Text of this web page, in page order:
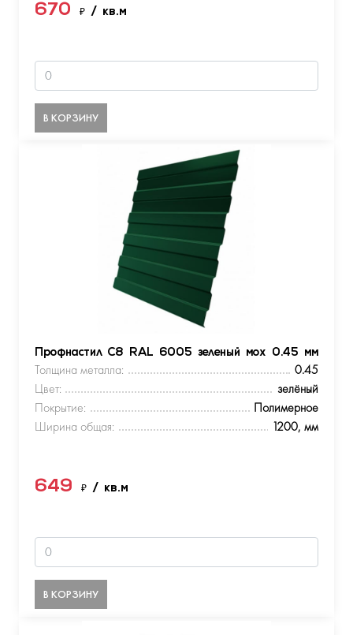
670 ₽ / кв.м
В КОРЗИНУ
Профнастил С8 RAL 6005 зеленый мох 0.45 мм
Толщина металла:
0.45
Цвет:
зелёный
Покрытие:
Полимерное
Ширина общая:
1200, мм
649 ₽ / кв.м
В КОРЗИНУ